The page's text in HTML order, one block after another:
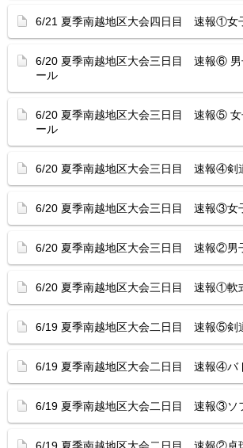
6/21 夏季南越地区大会四日目 速報①女
6/20 夏季南越地区大会三日目 速報⑥ 男
ール
6/20 夏季南越地区大会三日目 速報⑤ 女
ール
6/20 夏季南越地区大会三日目 速報④剣
6/20 夏季南越地区大会三日目 速報③女
6/20 夏季南越地区大会三日目 速報②男
6/20 夏季南越地区大会三日目 速報①軟
6/19 夏季南越地区大会二日目 速報⑤剣
6/19 夏季南越地区大会二日目 速報④バ
6/19 夏季南越地区大会二日目 速報③